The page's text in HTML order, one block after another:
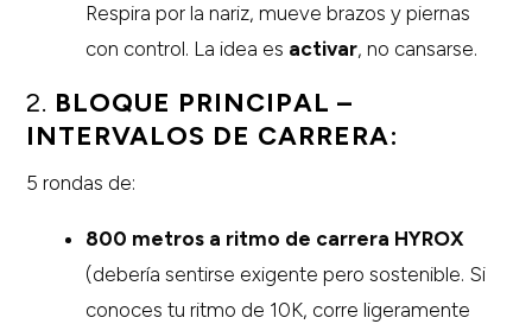
Respira por la nariz, mueve brazos y piernas
con control. La idea es activar, no cansarse.
2. BLOQUE PRINCIPAL –
INTERVALOS DE CARRERA:
5 rondas de:
800 metros a ritmo de carrera HYROX
(debería sentirse exigente pero sostenible. Si
conoces tu ritmo de 10K, corre ligeramente